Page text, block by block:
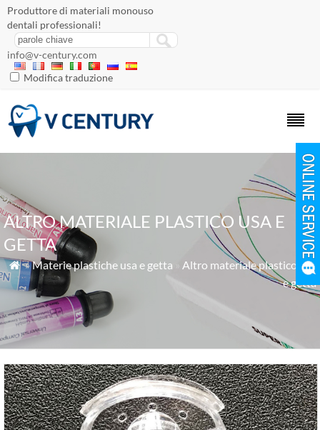
Produttore di materiali monouso
dentali professionali!
info@v-century.com
Modifica traduzione
ALTRO MATERIALE PLASTICO USA E
GETTA
 »Materie plastiche usa e getta
Altro materiale plastico usa
e getta